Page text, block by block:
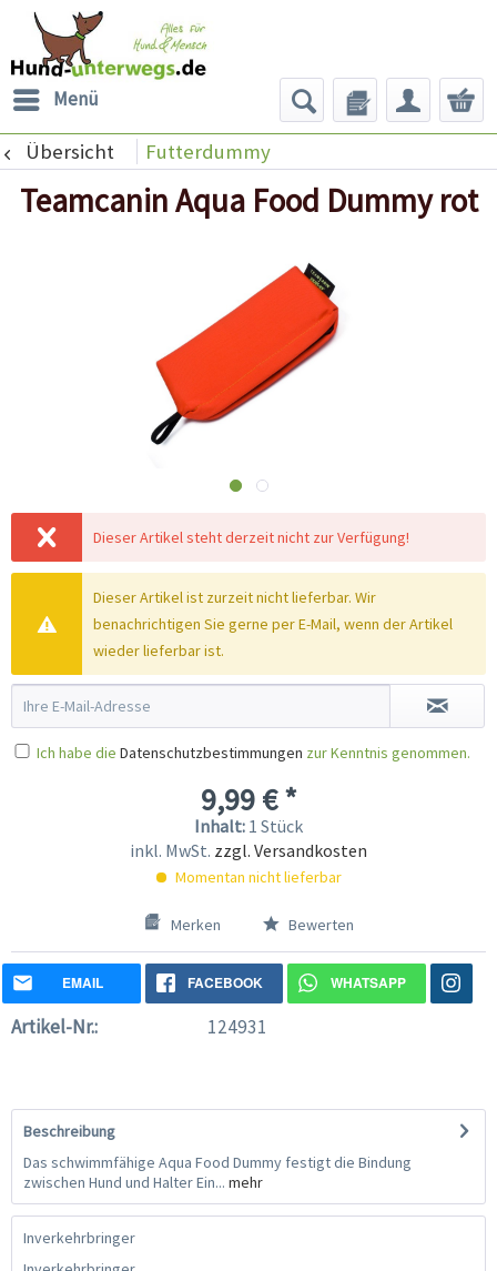
Menü
Übersicht Futterdummy
Teamcanin Aqua Food Dummy rot
Dieser Artikel steht derzeit nicht zur Verfügung!
Dieser Artikel ist zurzeit nicht lieferbar. Wir
benachrichtigen Sie gerne per E-Mail, wenn der Artikel
wieder lieferbar ist.
Ich habe die Datenschutzbestimmungen zur Kenntnis genommen.
9,99 € *
Inhalt: 1 Stück
inkl. MwSt. zzgl. Versandkosten
Momentan nicht lieferbar
Merken Bewerten
EMAIL FACEBOOK WHATSAPP
Artikel-Nr.: 124931
Beschreibung
Das schwimmfähige Aqua Food Dummy festigt die Bindung
zwischen Hund und Halter Ein... mehr
Inverkehrbringer